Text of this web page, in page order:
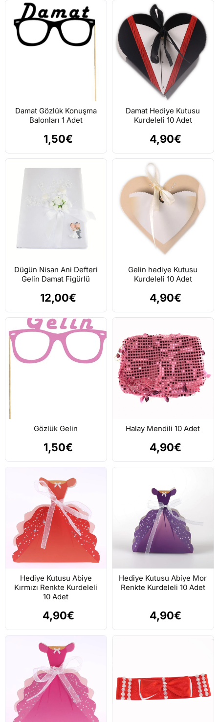
Damat Gözlük Konuşma
Balonları 1 Adet
1,50€
Damat Hediye Kutusu
Kurdeleli 10 Adet
4,90€
Dügün Nisan Ani Defteri
Gelin Damat Figürlü
12,00€
Gelin hediye Kutusu
Kurdeleli 10 Adet
4,90€
Gözlük Gelin
1,50€
Halay Mendili 10 Adet
4,90€
Hediye Kutusu Abiye
Kırmızı Renkte Kurdeleli
10 Adet
4,90€
Hediye Kutusu Abiye Mor
Renkte Kurdeleli 10 Adet
4,90€